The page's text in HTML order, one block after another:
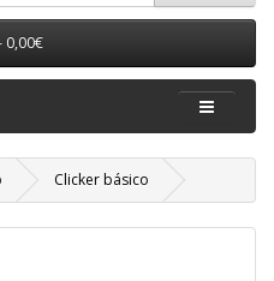
0,00€
Clicker básico